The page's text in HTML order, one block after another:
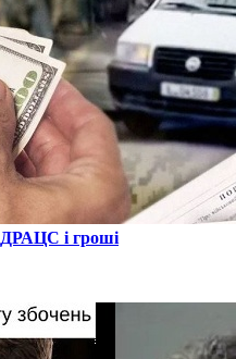
і гроші